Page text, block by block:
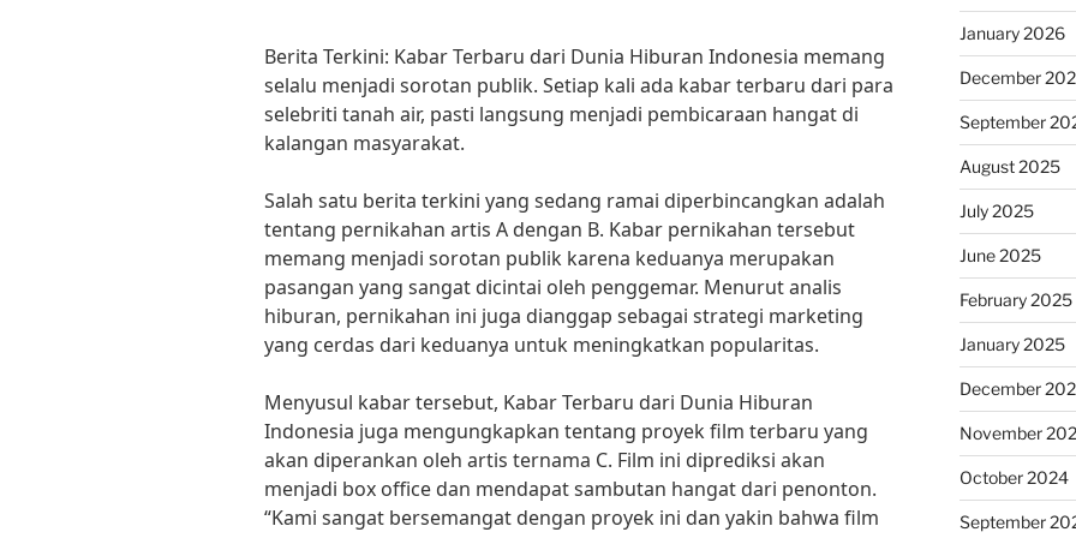
Berita Terkini: Kabar Terbaru dari Dunia Hiburan Indonesia memang
selalu menjadi sorotan publik. Setiap kali ada kabar terbaru dari para
selebriti tanah air, pasti langsung menjadi pembicaraan hangat di
kalangan masyarakat.
Salah satu berita terkini yang sedang ramai diperbincangkan adalah
tentang pernikahan artis A dengan B. Kabar pernikahan tersebut
memang menjadi sorotan publik karena keduanya merupakan
pasangan yang sangat dicintai oleh penggemar. Menurut analis
hiburan, pernikahan ini juga dianggap sebagai strategi marketing
yang cerdas dari keduanya untuk meningkatkan popularitas.
Menyusul kabar tersebut, Kabar Terbaru dari Dunia Hiburan
Indonesia juga mengungkapkan tentang proyek film terbaru yang
akan diperankan oleh artis ternama C. Film ini diprediksi akan
menjadi box office dan mendapat sambutan hangat dari penonton.
“Kami sangat bersemangat dengan proyek ini dan yakin bahwa film
January 2026
December
September
August 2025
July 2025
June 2025
February 2025
January 2025
December
November
October 2024
September